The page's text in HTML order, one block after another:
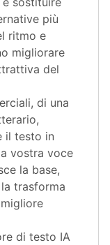
più
ritmo e
migliorare
del
di una
il testo in
vostra voce
la base,
trasforma
di testo IA